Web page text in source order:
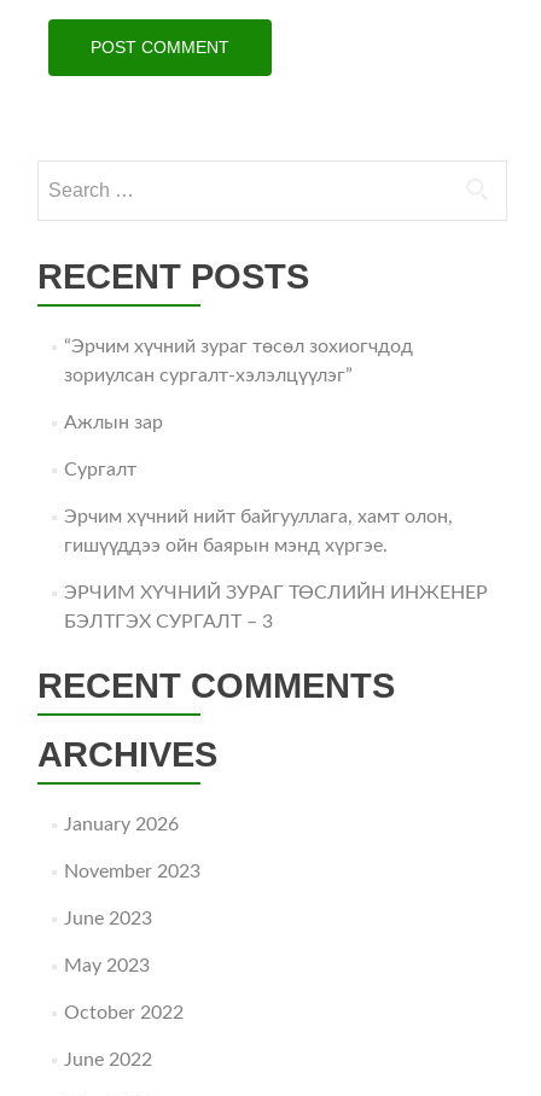
for:
RECENT POSTS
“Эрчим хүчний зураг төсөл зохиогчдод
зориулсан сургалт-хэлэлцүүлэг”
Ажлын зар
Сургалт
Эрчим хүчний нийт байгууллага, хамт олон,
гишүүддээ ойн баярын мэнд хүргэе.
ЭРЧИМ ХҮЧНИЙ ЗУРАГ ТӨСЛИЙН ИНЖЕНЕР
БЭЛТГЭХ СУРГАЛТ – 3
RECENT COMMENTS
ARCHIVES
January 2026
November 2023
June 2023
May 2023
October 2022
June 2022